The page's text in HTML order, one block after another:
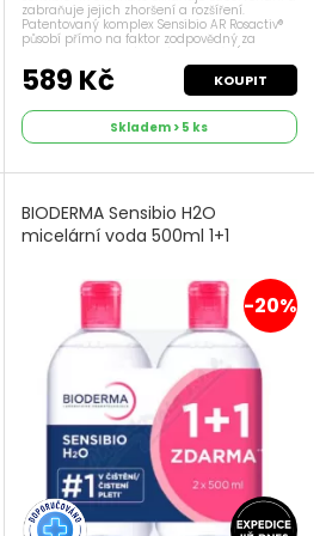
zabraňuje jejich zhoršení a rozšíření.
Patentovaný komplex Sensibio AR Rosactiv®
působí přímo na faktor zodpovědný za
dilataci a oslabení kožních kapilár (zdroj
stálého začervenání). Sensibio AR s...
589 Kč KOUPIT
Skladem > 5 ks
BIODERMA Sensibio H2O
micelární voda 500ml 1+1
-20%